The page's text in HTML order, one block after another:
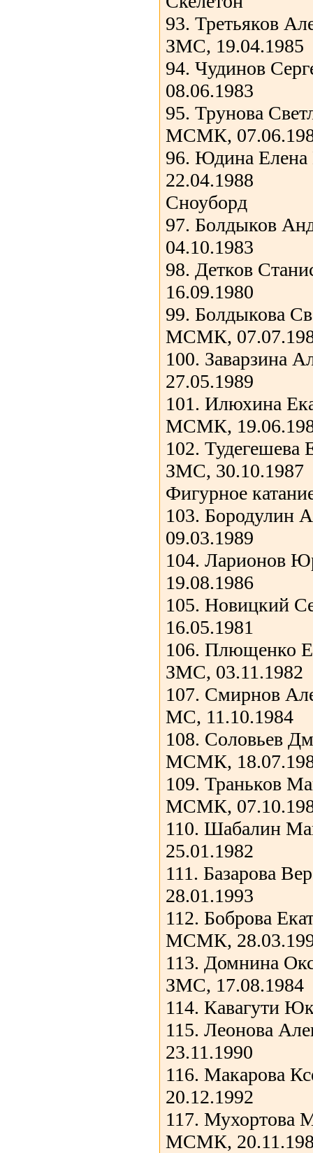
93. Третьяков
ЗМС, 19.04.1985
94. Чудинов
08.06.1983
95. Трунова
МСМК,
96. Юдина
22.04.1988
Сноуборд
97. Болдыков
04.10.1983
98. Детков
16.09.1980
99. Болдыкова
МСМК,
100. Заварзина
27.05.1989
101. Илюхина
МСМК,
102. Тудегешева
ЗМС, 30.10.1987
Фигурное
103. Бородулин
09.03.1989
104. Ларионов
19.08.1986
105. Новицкий
16.05.1981
106. Плющенко
ЗМС, 03.11.1982
107. Смирнов
МС, 11.10.1984
108. Соловьев
МСМК,
109. Траньков
МСМК,
110. Шабалин
25.01.1982
111. Базарова
28.01.1993
112. Боброва
МСМК,
113. Домнина
ЗМС, 17.08.1984
114. Кавагути
115. Леонова
23.11.1990
116. Макарова
20.12.1992
117. Мухортова
МСМК,